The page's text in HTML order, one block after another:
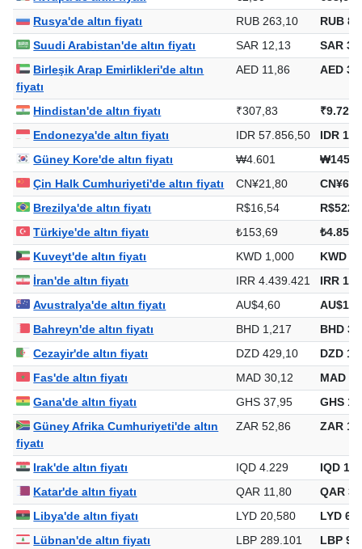
Rusya'de altın fiyatı
RUB 263,10
RUB
Suudi Arabistan'de altın fiyatı
SAR 12,13
SAR
Birleşik Arap Emirlikleri'de altın
fiyatı
AED 11,86 AED
Hindistan'de altın fiyatı ₹307,83
Endonezya'de altın fiyatı
IDR 57.856,50
IDR
Güney Kore'de altın fiyatı
₩4.601
Çin Halk Cumhuriyeti'de altın fiyatı
CN¥21,80
Brezilya'de altın fiyatı
R$16,54
Türkiye'de altın fiyatı
₺153,69
Kuveyt'de altın fiyatı
KWD 1,000
KWD
İran'de altın fiyatı
IRR 4.439.421
IRR
Avustralya'de altın fiyatı
AU$4,60
Bahreyn'de altın fiyatı
BHD 1,217
BHD
Cezayir'de altın fiyatı
DZD 429,10
DZD
Fas'de altın fiyatı
MAD 30,12
MAD
Gana'de altın fiyatı
GHS 37,95
GHS
Güney Afrika Cumhuriyeti'de altın
fiyatı
ZAR 52,86 ZAR
Irak'de altın fiyatı IQD 4.229
IQD
Katar'de altın fiyatı
QAR 11,80
QAR
Libya'de altın fiyatı
LYD 20,580
LYD
Lübnan'de altın fiyatı
LBP 289.101
LBP